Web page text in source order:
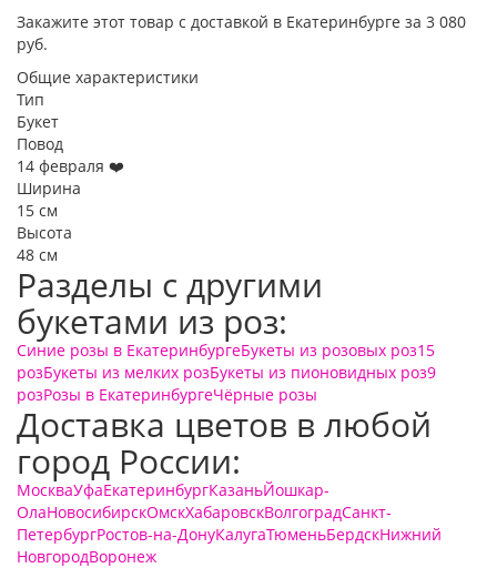
Закажите этот товар с доставкой в Екатеринбурге за 3 080
руб.
Общие характеристики
Тип
Букет
Повод
14 февраля ❤️
Ширина
15 см
Высота
48 см
Разделы с другими
букетами из роз:
Синие розы в ЕкатеринбургеБукеты из розовых роз15
розБукеты из мелких розБукеты из пионовидных роз9
розРозы в ЕкатеринбургеЧёрные розы
Доставка цветов в любой
город России:
МоскваУфаЕкатеринбургКазаньЙошкар-
ОлаНовосибирскОмскХабаровскВолгоградСанкт-
ПетербургРостов-на-ДонуКалугаТюменьБердскНижний
НовгородВоронеж